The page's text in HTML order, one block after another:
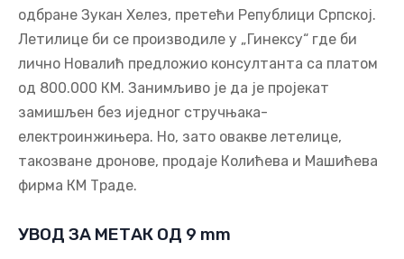
одбране Зукан Хелез, претећи Републици Српској.
Летилице би се производиле у „Гинексу“ где би
лично Новалић предложио консултанта са платом
од 800.000 КМ. Занимљиво је да је пројекат
замишљен без иједног стручњака-
електроинжињера. Но, зато овакве летелице,
такозване дронове, продаје Колићева и Машићева
фирма КМ Траде.
УВОД ЗА МЕТАК ОД 9 mm